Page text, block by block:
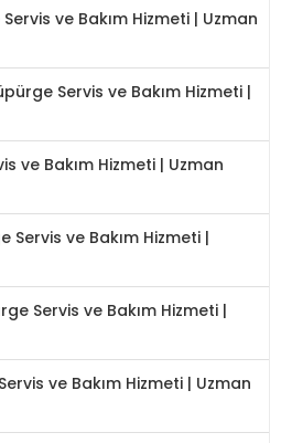
ve Bakım Hizmeti | Uzman
Servis ve Bakım Hizmeti |
ve Bakım Hizmeti | Uzman
Servis ve Bakım Hizmeti |
Servis ve Bakım Hizmeti |
ve Bakım Hizmeti | Uzman